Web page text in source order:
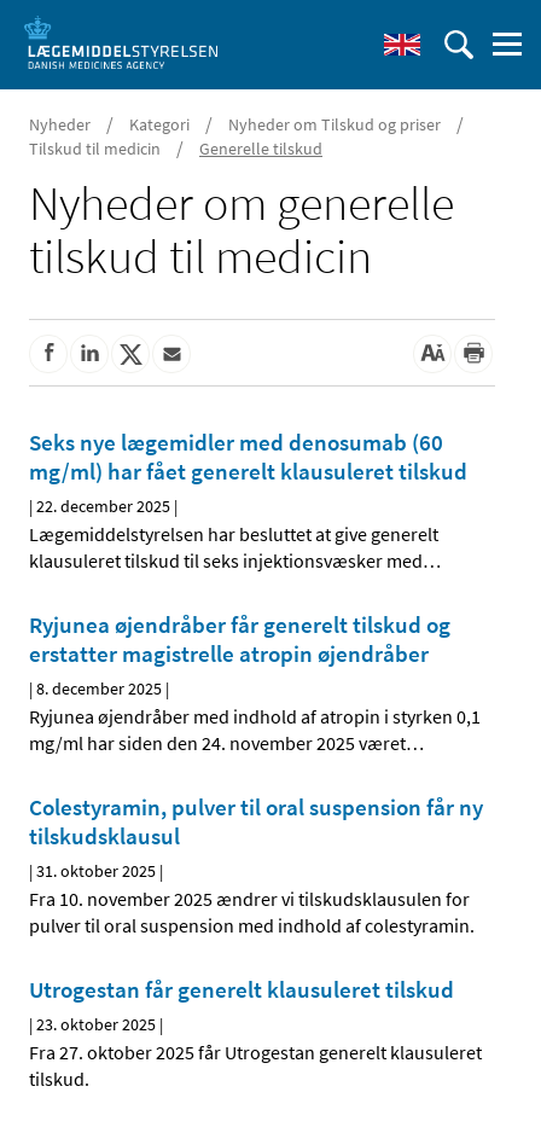
Nyheder / Kategori / Nyheder om Tilskud og priser /
Tilskud til medicin / Generelle tilskud
Nyheder om generelle
tilskud til medicin
Seks nye lægemidler med denosumab (60
mg/ml) har fået generelt klausuleret tilskud
|22. december 2025 |
Lægemiddelstyrelsen har besluttet at give generelt
klausuleret tilskud til seks injektionsvæsker med…
Ryjunea øjendråber får generelt tilskud og
erstatter magistrelle atropin øjendråber
|8. december 2025 |
Ryjunea øjendråber med indhold af atropin i styrken 0,1
mg/ml har siden den 24. november 2025 været…
Colestyramin, pulver til oral suspension får ny
tilskudsklausul
|31. oktober 2025 |
Fra 10. november 2025 ændrer vi tilskudsklausulen for
pulver til oral suspension med indhold af colestyramin.
Utrogestan får generelt klausuleret tilskud
|23. oktober 2025 |
Fra 27. oktober 2025 får Utrogestan generelt klausuleret
tilskud.